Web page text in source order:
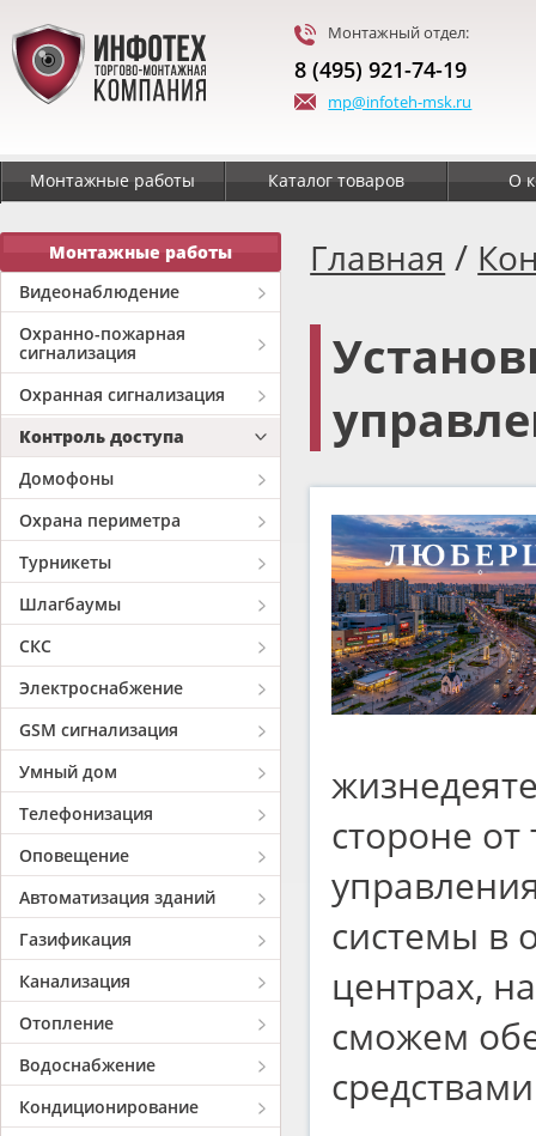
Монтажный отдел:
8 (495) 921-74-19
mp@infoteh-msk.ru
Монтажные работы Каталог товаров О
Монтажные работы
Видеонаблюдение
Охранно-пожарная
сигнализация
Охранная сигнализация
Контроль доступа
Домофоны
Охрана периметра
Турникеты
Шлагбаумы
СКС
Электроснабжение
GSM сигнализация
Умный дом
Телефонизация
Оповещение
Автоматизация зданий
Газификация
Канализация
Отопление
Водоснабжение
Кондиционирование
Главная /
стороне от
системы в
центрах,
сможем